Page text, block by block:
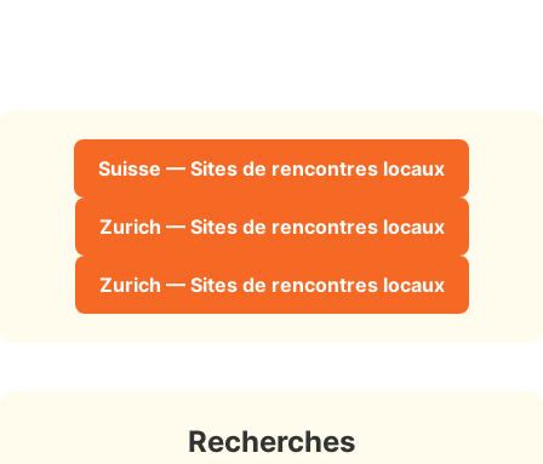
Suisse — Sites de rencontres locaux
Zurich — Sites de rencontres locaux
Zurich — Sites de rencontres locaux
Recherches